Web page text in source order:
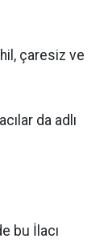
çaresiz ve
da adlı
bu İlacı